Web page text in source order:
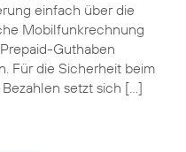
einfach über die
Mobilfunkrechnung
Guthaben
Für die Sicherheit beim
setzt sich […]